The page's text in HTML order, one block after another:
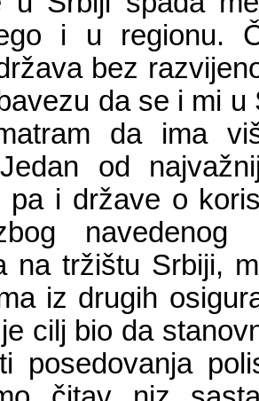
i u regionu.
bez
da se i mi
da ima
od
pa i države o
navedenog
na tržištu Srbiji,
iz drugih
cilj bio da
posedovanja